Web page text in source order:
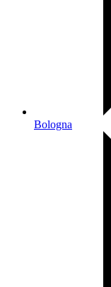
Bologna